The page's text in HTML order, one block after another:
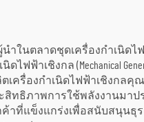
ขึ้นเป็นผู้นำในตลาดชุดเครื่อง
ฟ้าเชิงกล (Mechanical
เครื่องกำเนิดไฟฟ้าเชิงกล
ะสิทธิภาพการใช้พลังงานม
ที่แข็งแกร่งเพื่อสนับสนุนธุ